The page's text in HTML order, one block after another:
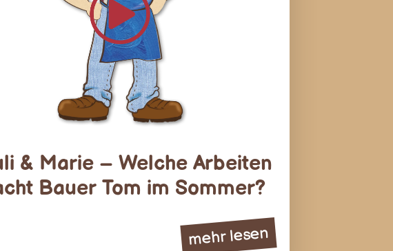
& Marie – Welche Arbeiten
Bauer Tom im Sommer?
mehr lesen